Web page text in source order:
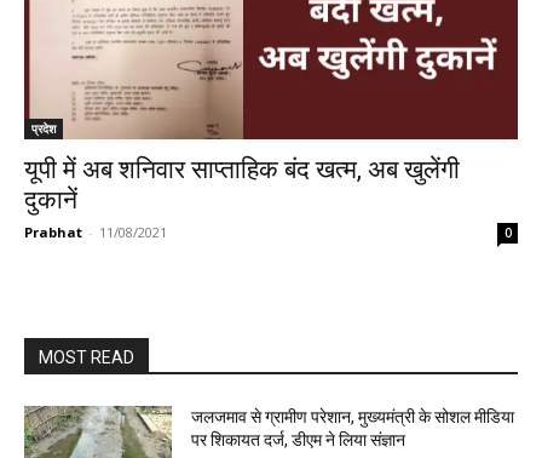
प्रदेश
यूपी में अब शनिवार साप्ताहिक बंद खत्म, अब खुलेंगी
दुकानें
Prabhat - 11/08/2021 0
MOST READ
जलजमाव से ग्रामीण परेशान, मुख्यमंत्री के सोशल मीडिया
पर शिकायत दर्ज, डीएम ने लिया संज्ञान